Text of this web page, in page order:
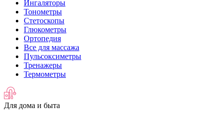
Ингаляторы
Тонометры
Стетоскопы
Глюкометры
Ортопедия
Все для массажа
Пульсоксиметры
Тренажеры
Термометры
Для дома и быта